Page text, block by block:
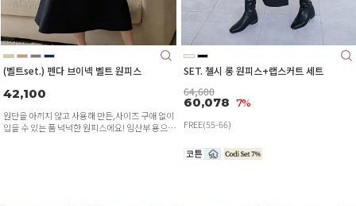
(벨트set.) 펜다 브이넥 벨트 원피스
42,100
원단을 아끼지 않고 사용해 만든,사이즈 구애 없이
입을 수 있는 품 넉넉한 원피스에요! 임산부 용으로
SET. 첼시 롱 원피스+랩스커트 세트
64,600
60,078 7%
FREE(55-66)